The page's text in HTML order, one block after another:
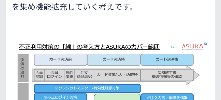
を集め機能拡充していく考えです。